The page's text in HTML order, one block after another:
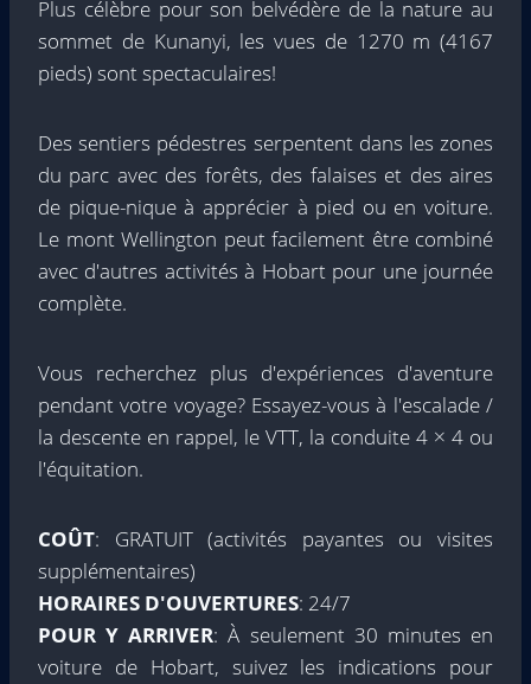
Plus célèbre pour son belvédère de la nature au
sommet de Kunanyi, les vues de 1270 m (4167
pieds) sont spectaculaires!
Des sentiers pédestres serpentent dans les zones
du parc avec des forêts, des falaises et des aires
de pique-nique à apprécier à pied ou en voiture.
Le mont Wellington peut facilement être combiné
avec d'autres activités à Hobart pour une journée
complète.
Vous recherchez plus d'expériences d'aventure
pendant votre voyage? Essayez-vous à l'escalade /
la descente en rappel, le VTT, la conduite 4 × 4 ou
l'équitation.
COÛT: GRATUIT (activités payantes ou visites
supplémentaires)
HORAIRES D'OUVERTURES: 24/7
POUR Y ARRIVER: À seulement 30 minutes en
voiture de Hobart, suivez les indications pour